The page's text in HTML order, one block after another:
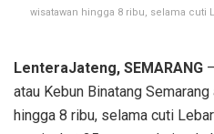
wisatawan hingga 8 ribu, selama cuti
LenteraJateng, SEMARANG
atau Kebun Binatang
hingga 8 ribu, selama cuti